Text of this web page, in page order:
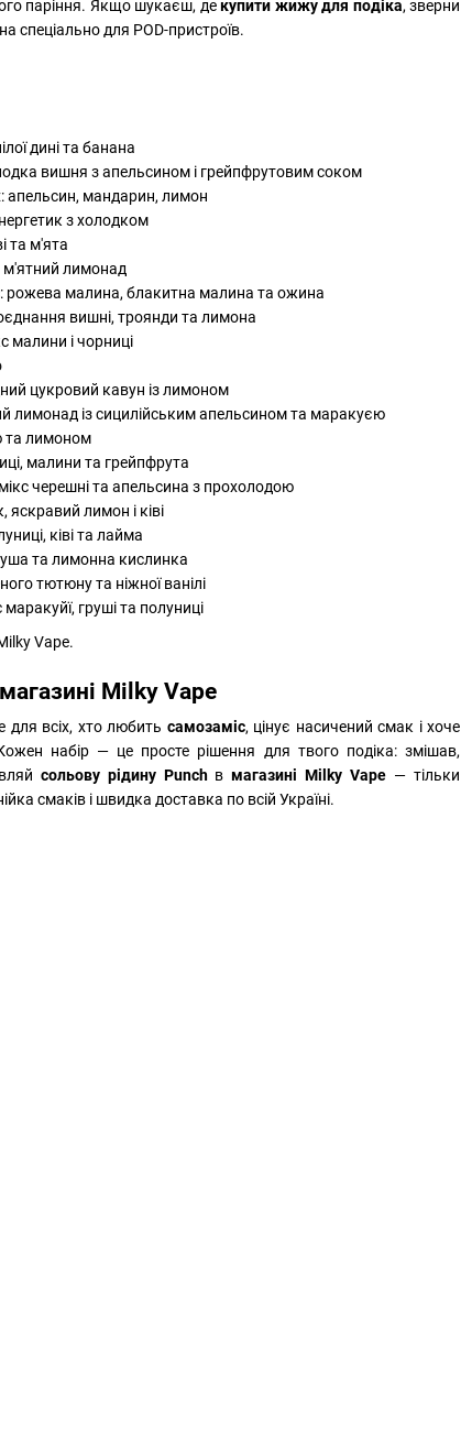
паріння. Якщо шукаєш, декупити жижу для подіка, зверни
спеціально для POD-пристроїв.
дині та банана
вишня з апельсином і грейпфрутовим соком
апельсин, мандарин, лимон
з холодком
та м'ята
лимонад
рожева малина, блакитна малина та ожина
вишні, троянди та лимона
малини і чорниці
цукровий кавун із лимоном
лимонад із сицилійським апельсином та маракуєю
та лимоном
малини та грейпфрута
черешні та апельсина з прохолодою
лимон і ківі
ківі та лайма
та лимонна кислинка
тютюну та ніжної ванілі
груші та полуниці
Milky Vape
для всіх, хто любить самозаміс, цінує насичений смак і хоче
набір — це просте рішення для твого подіка: змішав,
сольову рідину Punchвмагазині Milky Vape — тільки
смаків і швидка доставка по всій Україні.